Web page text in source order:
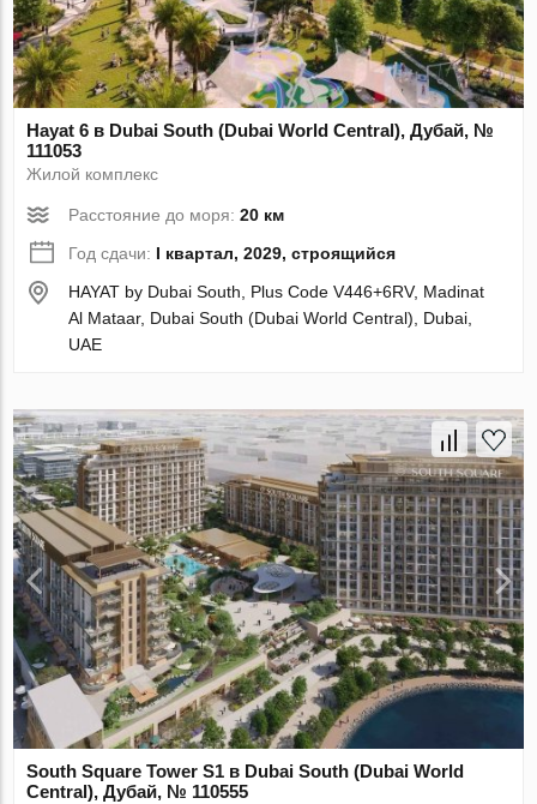
Hayat 6 в Dubai South (Dubai World Central), Дубай, №
111053
Жилой комплекс
Расстояние до моря:20 км
Год сдачи: I квартал, 2029, строящийся
HAYAT by Dubai South, Plus Code V446+6RV, Madinat
Al Mataar, Dubai South (Dubai World Central), Dubai,
UAE
South Square Tower S1 в Dubai South (Dubai World
Central), Дубай, № 110555